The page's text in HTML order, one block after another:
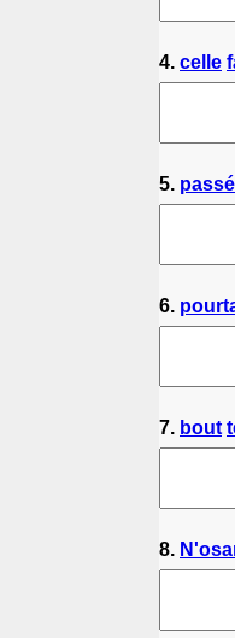
4. celle
5. passé
6.
7. bout
8.